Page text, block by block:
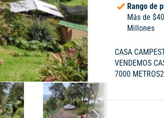
Rango de
Más de
Millones
CASA
VENDEMOS
7000
COMEDOR, 3
JUEGOS